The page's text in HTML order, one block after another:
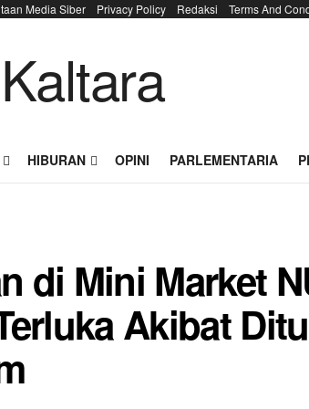
Media Siber Privacy Policy Redaksi Terms And
HIBURAN OPINI PARLEMENTARIA
di Mini Market
Akibat